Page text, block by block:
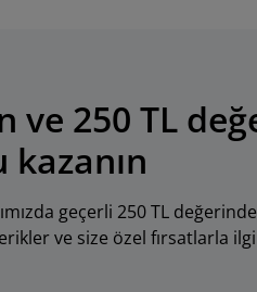
ve 250 TL
geçerli 250 TL
ve size özel fırsatlarla